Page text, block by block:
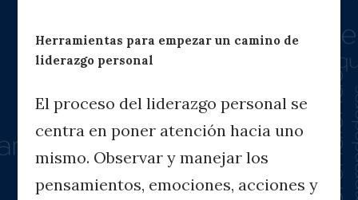
Herramientas para empezar un camino de
liderazgo personal
El proceso del liderazgo personal se
centra en poner atención hacia uno
mismo. Observar y manejar los
pensamientos, emociones, acciones y